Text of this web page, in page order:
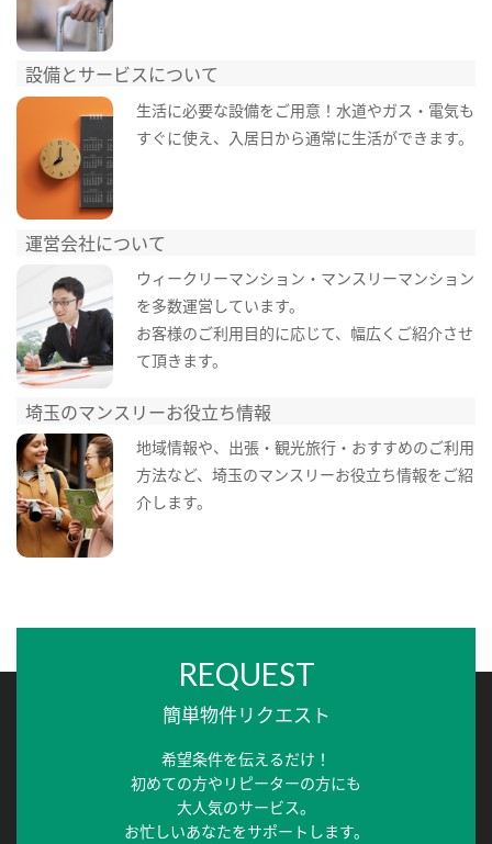
設備とサービスについて
生活に必要な設備をご用意！水道やガス・電気も
すぐに使え、入居日から通常に生活ができます。
運営会社について
ウィークリーマンション・マンスリーマンション
を多数運営しています。
お客様のご利用目的に応じて、幅広くご紹介させ
て頂きます。
埼玉のマンスリーお役立ち情報
地域情報や、出張・観光旅行・おすすめのご利用
方法など、埼玉のマンスリーお役立ち情報をご紹
介します。
REQUEST
簡単物件リクエスト
希望条件を伝えるだけ！
初めての方やリピーターの方にも
大人気のサービス。
お忙しいあなたをサポートします。